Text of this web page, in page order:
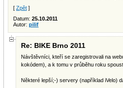
[ Zpět ]
Datum: 25.10.2011
Autor: pilif
Re: BIKE Brno 2011
Návštěvníci, kteří se zaregistrovali na
kokódem), a k tomu v průběhu roku
Některé lepší;-) servery (například iVelo)